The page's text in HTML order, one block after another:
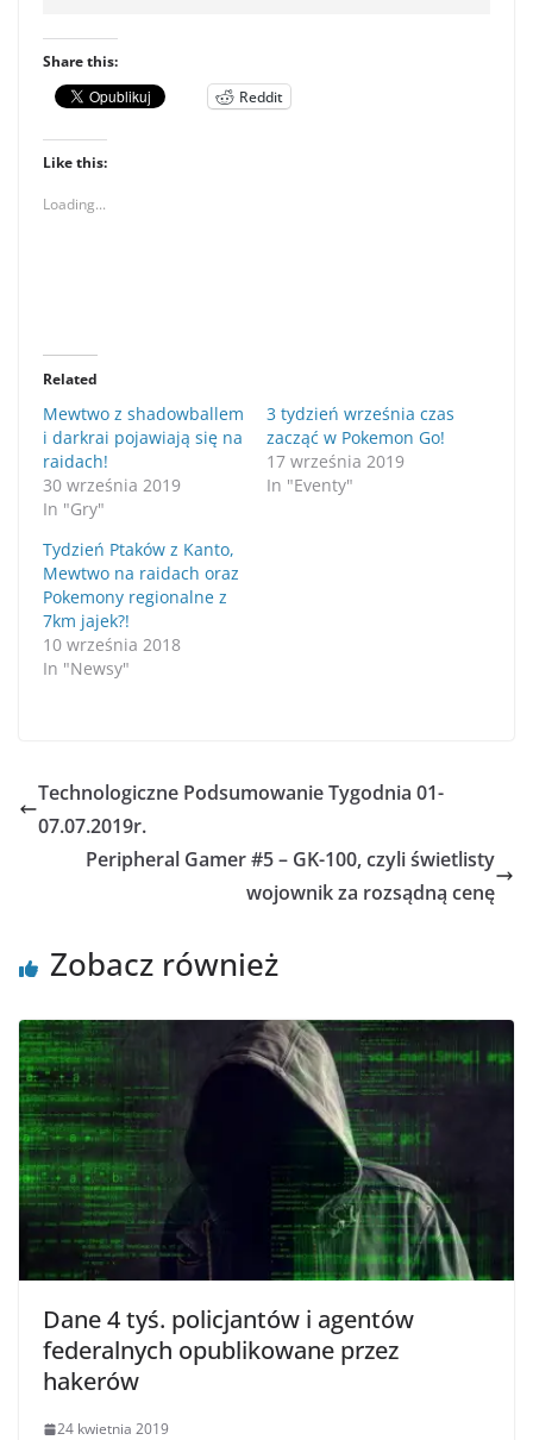
Share this:
Reddit
Like this:
Loading...
Related
Mewtwo z shadowballem
i darkrai pojawiają się na
raidach!
30 września 2019
In "Gry"
3 tydzień września czas
zacząć w Pokemon Go!
17 września 2019
In "Eventy"
Tydzień Ptaków z Kanto,
Mewtwo na raidach oraz
Pokemony regionalne z
7km jajek?!
10 września 2018
In "Newsy"
Technologiczne Podsumowanie Tygodnia 01-
07.07.2019r.
Peripheral Gamer #5 – GK-100, czyli świetlisty
wojownik za rozsądną cenę
Zobacz również
Dane 4 tyś. policjantów i agentów
federalnych opublikowane przez
hakerów
24 kwietnia 2019